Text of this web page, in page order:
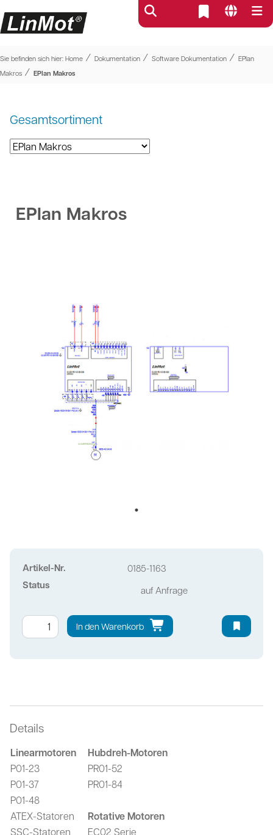
Sie befinden sich hier: Home ⁄ Dokumentation ⁄ Software Dokumentation ⁄ EPlan
Makros ⁄ EPlan Makros
Gesamtsortiment
EPlan Makros
Artikel-Nr. 0185-1163
Status auf Anfrage
In den Warenkorb
Details
Linearmotoren Hubdreh-Motoren
P01-23
PR01-52
P01-37
PR01-84
P01-48
ATEX-Statoren
Rotative Motoren
SSC-Statoren
EC02 Serie